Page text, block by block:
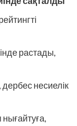
растады,
несиелік